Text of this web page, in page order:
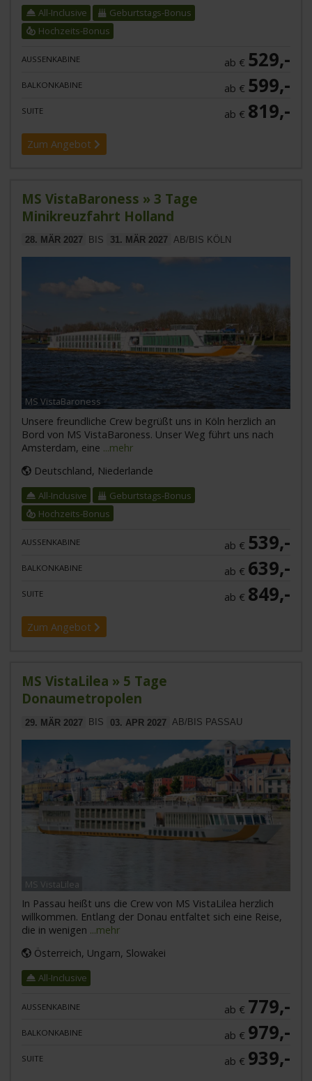
All-Inclusive
Geburtstags-Bonus
Hochzeits-Bonus
AUSSENKABINE ab € 529,-
BALKONKABINE ab € 599,-
SUITE ab € 819,-
Zum Angebot
MS VistaBaroness » 3 Tage
Minikreuzfahrt Holland
28. MÄR 2027 BIS 31. MÄR 2027 AB/BIS KÖLN
MS VistaBaroness
Unsere freundliche Crew begrüßt uns in Köln herzlich an
Bord von MS VistaBaroness. Unser Weg führt uns nach
Amsterdam, eine ...mehr
Deutschland, Niederlande
All-Inclusive
Geburtstags-Bonus
Hochzeits-Bonus
AUSSENKABINE ab € 539,-
BALKONKABINE ab € 639,-
SUITE ab € 849,-
Zum Angebot
MS VistaLilea » 5 Tage
Donaumetropolen
29. MÄR 2027 BIS 03. APR 2027 AB/BIS PASSAU
MS VistaLilea
In Passau heißt uns die Crew von MS VistaLilea herzlich
willkommen. Entlang der Donau entfaltet sich eine Reise,
die in wenigen ...mehr
Österreich, Ungarn, Slowakei
All-Inclusive
AUSSENKABINE ab € 779,-
BALKONKABINE ab € 979,-
SUITE ab € 939,-